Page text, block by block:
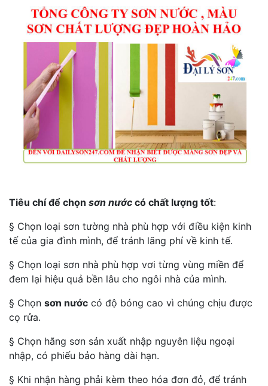
Tiêu chí để chọn sơn nước có chất lượng tốt:
§ Chọn loại sơn tường nhà phù hợp với điều kiện kinh
tế của gia đình mình, để tránh lãng phí về kinh tế.
§ Chọn loại sơn nhà phù hợp vơi từng vùng miền để
đem lại hiệu quả bền lâu cho ngôi nhà của mình.
§ Chọn sơn nước có độ bóng cao vì chúng chịu được
cọ rửa.
§ Chọn hãng sơn sản xuất nhập nguyên liệu ngoại
nhập, có phiếu bảo hàng dài hạn.
§ Khi nhận hàng phải kèm theo hóa đơn đỏ, để tránh